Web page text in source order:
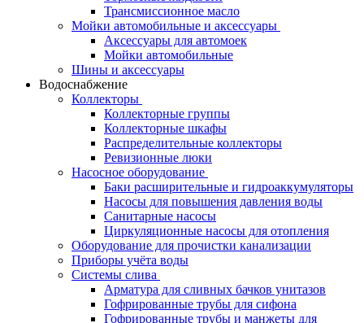
Трансмиссионное масло
Мойки автомобильные и аксессуары
Аксессуары для автомоек
Мойки автомобильные
Шины и аксессуары
Водоснабжение
Коллекторы
Коллекторные группы
Коллекторные шкафы
Распределительные коллекторы
Ревизионные люки
Насосное оборудование
Баки расширительные и гидроаккумуляторы
Насосы для повышения давления воды
Санитарные насосы
Циркуляционные насосы для отопления
Оборудование для прочистки канализации
Приборы учёта воды
Системы слива
Арматура для сливных бачков унитазов
Гофрированные трубы для сифона
Гофрированные трубы и манжеты для